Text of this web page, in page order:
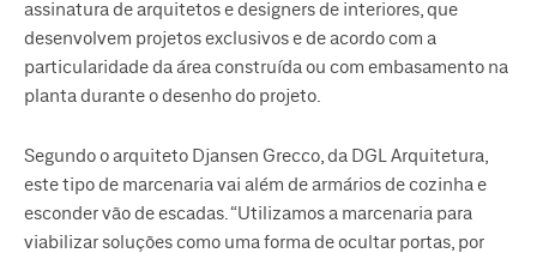
assinatura de arquitetos e designers de interiores, que
desenvolvem projetos exclusivos e de acordo com a
particularidade da área construída ou com embasamento na
planta durante o desenho do projeto.
Segundo o arquiteto Djansen Grecco, da DGL Arquitetura,
este tipo de marcenaria vai além de armários de cozinha e
esconder vão de escadas. “Utilizamos a marcenaria para
viabilizar soluções como uma forma de ocultar portas, por